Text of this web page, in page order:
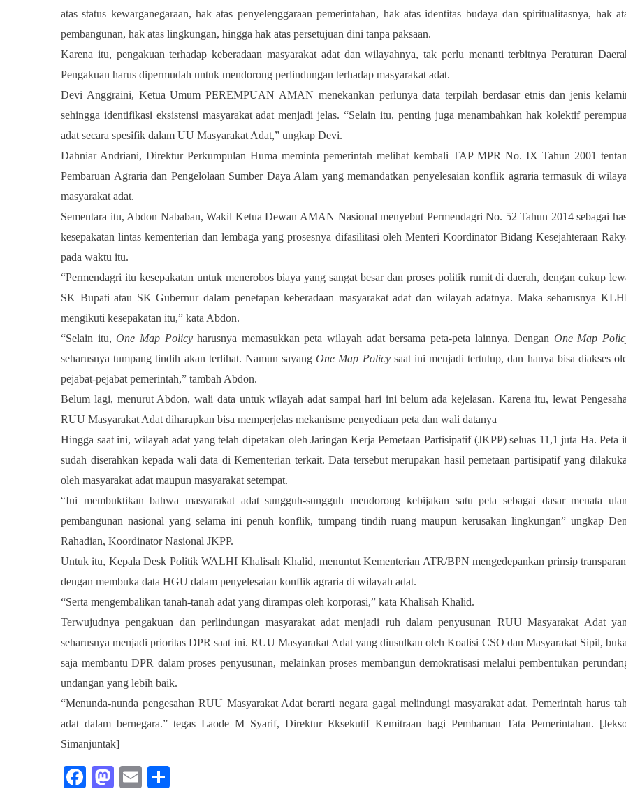
atas status kewarganegaraan, hak atas penyelenggaraan pemerintahan, hak atas identitas budaya dan spiritualitasnya, hak
pembangunan, hak atas lingkungan, hingga hak atas persetujuan dini tanpa paksaan.
Karena itu, pengakuan terhadap keberadaan masyarakat adat dan wilayahnya, tak perlu menanti terbitnya Peraturan
Pengakuan harus dipermudah untuk mendorong perlindungan terhadap masyarakat adat.
Devi Anggraini, Ketua Umum PEREMPUAN AMAN menekankan perlunya data terpilah berdasar etnis dan jenis
sehingga identifikasi eksistensi masyarakat adat menjadi jelas. “Selain itu, penting juga menambahkan hak kolektif
adat secara spesifik dalam UU Masyarakat Adat,” ungkap Devi.
Dahniar Andriani, Direktur Perkumpulan Huma meminta pemerintah melihat kembali TAP MPR No. IX Tahun 2001
Pembaruan Agraria dan Pengelolaan Sumber Daya Alam yang memandatkan penyelesaian konflik agraria termasuk di
masyarakat adat.
Sementara itu, Abdon Nababan, Wakil Ketua Dewan AMAN Nasional menyebut Permendagri No. 52 Tahun 2014 sebagai
kesepakatan lintas kementerian dan lembaga yang prosesnya difasilitasi oleh Menteri Koordinator Bidang Kesejahteraan
pada waktu itu.
“Permendagri itu kesepakatan untuk menerobos biaya yang sangat besar dan proses politik rumit di daerah, dengan cukup
SK Bupati atau SK Gubernur dalam penetapan keberadaan masyarakat adat dan wilayah adatnya. Maka seharusnya
mengikuti kesepakatan itu,” kata Abdon.
“Selain itu,One Map Policyharusnya memasukkan peta wilayah adat bersama peta-peta lainnya. Dengan One Map
seharusnya tumpang tindih akan terlihat. Namun sayangOne Map Policysaat ini menjadi tertutup, dan hanya bisa diakses
pejabat-pejabat pemerintah,” tambah Abdon.
Belum lagi, menurut Abdon, wali data untuk wilayah adat sampai hari ini belum ada kejelasan. Karena itu, lewat
RUU Masyarakat Adat diharapkan bisa memperjelas mekanisme penyediaan peta dan wali datanya
Hingga saat ini, wilayah adat yang telah dipetakan oleh Jaringan Kerja Pemetaan Partisipatif (JKPP) seluas 11,1 juta Ha. Peta
sudah diserahkan kepada wali data di Kementerian terkait. Data tersebut merupakan hasil pemetaan partisipatif yang
oleh masyarakat adat maupun masyarakat setempat.
“Ini membuktikan bahwa masyarakat adat sungguh-sungguh mendorong kebijakan satu peta sebagai dasar menata
pembangunan nasional yang selama ini penuh konflik, tumpang tindih ruang maupun kerusakan lingkungan” ungkap
Rahadian, Koordinator Nasional JKPP.
Untuk itu, Kepala Desk Politik WALHI Khalisah Khalid, menuntut Kementerian ATR/BPN mengedepankan prinsip
dengan membuka data HGU dalam penyelesaian konflik agraria di wilayah adat.
“Serta mengembalikan tanah-tanah adat yang dirampas oleh korporasi,” kata Khalisah Khalid.
Terwujudnya pengakuan dan perlindungan masyarakat adat menjadi ruh dalam penyusunan RUU Masyarakat Adat
seharusnya menjadi prioritas DPR saat ini. RUU Masyarakat Adat yang diusulkan oleh Koalisi CSO dan Masyarakat Sipil,
saja membantu DPR dalam proses penyusunan, melainkan proses membangun demokratisasi melalui pembentukan
undangan yang lebih baik.
“Menunda-nunda pengesahan RUU Masyarakat Adat berarti negara gagal melindungi masyarakat adat. Pemerintah harus
adat dalam bernegara.” tegas Laode M Syarif, Direktur Eksekutif Kemitraan bagi Pembaruan Tata Pemerintahan.
Simanjuntak]
Facebook
Mastodon
Email